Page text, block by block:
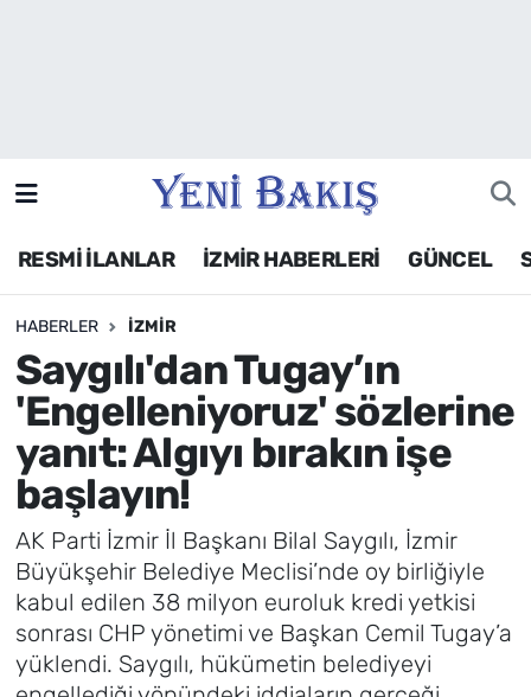
RESMİ İLANLAR İZMİR HABERLERİ GÜNCEL
HABERLER İZMIR
Saygılı'dan Tugay’ın
'Engelleniyoruz' sözlerine
yanıt: Algıyı bırakın işe
başlayın!
AK Parti İzmir İl Başkanı Bilal Saygılı, İzmir
Büyükşehir Belediye Meclisi’nde oy birliğiyle
kabul edilen 38 milyon euroluk kredi yetkisi
sonrası CHP yönetimi ve Başkan Cemil Tugay’a
yüklendi. Saygılı, hükümetin belediyeyi
Siyaset
Asayiş / Polis-Adliye
Spor
Magazin
Foto Galeri
Künye
İletişim